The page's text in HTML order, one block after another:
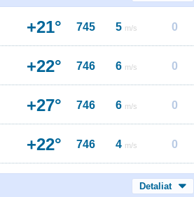
+21° 745 5 m/s 0
+22° 746 6 m/s 0
+27° 746 6 m/s 0
+22° 746 4 m/s 0
Detaliat